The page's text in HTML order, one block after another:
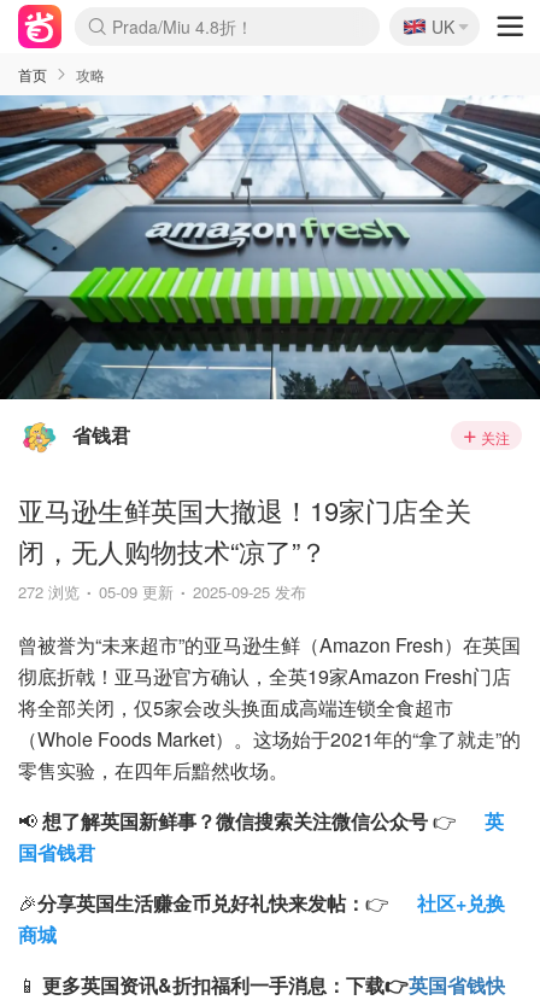
Prada/Miu 4.8折！
🇬🇧
UK
首页 攻略
省钱君 关注
亚马逊生鲜英国大撤退！19家门店全关
闭，无人购物技术“凉了”？
272 浏览 05-09 更新 2025-09-25 发布
曾被誉为“未来超市”的亚马逊生鲜（Amazon Fresh）在英国
彻底折戟！亚马逊官方确认，全英19家Amazon Fresh门店
将全部关闭，仅5家会改头换面成高端连锁全食超市
（Whole Foods Market）。这场始于2021年的“拿了就走”的
零售实验，在四年后黯然收场。
📢想了解英国新鲜事？微信搜索关注微信公众号👉
英
国省钱君
🎉分享英国生活赚金币兑好礼快来发帖： 👉
社区+兑换
商城
📱 更多英国资讯&折扣福利一手消息： 下载👉英国省钱快